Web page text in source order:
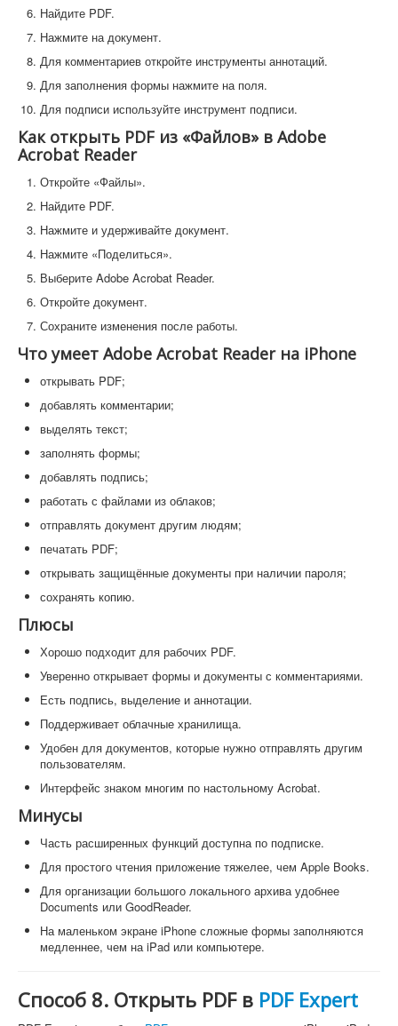
Найдите PDF.
Нажмите на документ.
Для комментариев откройте инструменты аннотаций.
Для заполнения формы нажмите на поля.
Для подписи используйте инструмент подписи.
Как открыть PDF из «Файлов» в Adobe
Acrobat Reader
Откройте «Файлы».
Найдите PDF.
Нажмите и удерживайте документ.
Нажмите «Поделиться».
Выберите Adobe Acrobat Reader.
Откройте документ.
Сохраните изменения после работы.
Что умеет Adobe Acrobat Reader на iPhone
открывать PDF;
добавлять комментарии;
выделять текст;
заполнять формы;
добавлять подпись;
работать с файлами из облаков;
отправлять документ другим людям;
печатать PDF;
открывать защищённые документы при наличии пароля;
сохранять копию.
Плюсы
Хорошо подходит для рабочих PDF.
Уверенно открывает формы и документы с комментариями.
Есть подпись, выделение и аннотации.
Поддерживает облачные хранилища.
Удобен для документов, которые нужно отправлять другим
пользователям.
Интерфейс знаком многим по настольному Acrobat.
Минусы
Часть расширенных функций доступна по подписке.
Для простого чтения приложение тяжелее, чем Apple Books.
Для организации большого локального архива удобнее
Documents или GoodReader.
На маленьком экране iPhone сложные формы заполняются
медленнее, чем на iPad или компьютере.
Способ 8. Открыть PDF в PDF Expert